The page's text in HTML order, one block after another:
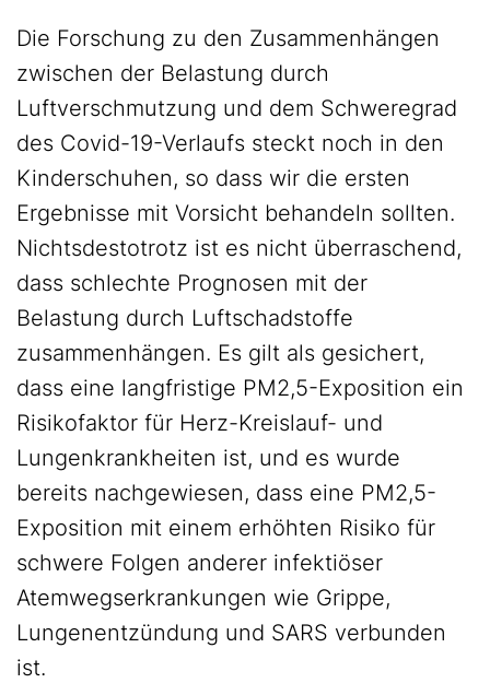
Die Forschung zu den Zusammenhängen
zwischen der Belastung durch
Luftverschmutzung und dem Schweregrad
des Covid-19-Verlaufs steckt noch in den
Kinderschuhen, so dass wir die ersten
Ergebnisse mit Vorsicht behandeln sollten.
Nichtsdestotrotz ist es nicht überraschend,
dass schlechte Prognosen mit der
Belastung durch Luftschadstoffe
zusammenhängen. Es gilt als gesichert,
dass eine langfristige PM2,5-Exposition ein
Risikofaktor für Herz-Kreislauf- und
Lungenkrankheiten ist, und es wurde
bereits nachgewiesen, dass eine PM2,5-
Exposition mit einem erhöhten Risiko für
schwere Folgen anderer infektiöser
Atemwegserkrankungen wie Grippe,
Lungenentzündung und SARS verbunden
ist.